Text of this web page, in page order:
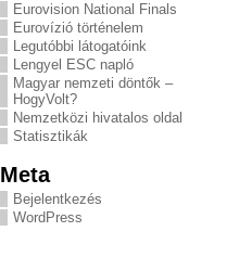
Eurovision National Finals
Eurovízió történelem
Legutóbbi látogatóink
Lengyel ESC napló
Magyar nemzeti döntők –
HogyVolt?
Nemzetközi hivatalos oldal
Statisztikák
Meta
Bejelentkezés
WordPress